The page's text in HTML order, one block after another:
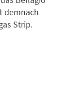
demnach
Strip.